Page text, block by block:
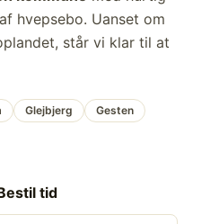
hvepsebo. Uanset om
står vi klar til at
Glejbjerg
Gesten
tid